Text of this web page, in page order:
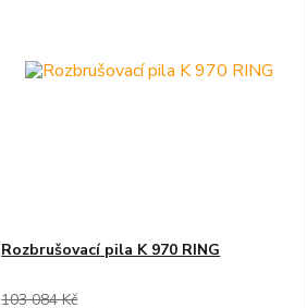
Rozbrušovací pila K 970 RING
103 084 Kč